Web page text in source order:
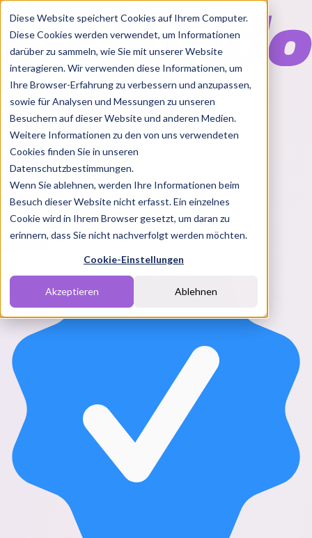
Diese Website speichert Cookies auf Ihrem Computer.
Diese Cookies werden verwendet, um Informationen
darüber zu sammeln, wie Sie mit unserer Website
interagieren. Wir verwenden diese Informationen, um
Ihre Browser-Erfahrung zu verbessern und anzupassen,
sowie für Analysen und Messungen zu unseren
Besuchern auf dieser Website und anderen Medien.
Weitere Informationen zu den von uns verwendeten
Cookies finden Sie in unseren
Datenschutzbestimmungen.
Wenn Sie ablehnen, werden Ihre Informationen beim
Besuch dieser Website nicht erfasst. Ein einzelnes
Cookie wird in Ihrem Browser gesetzt, um daran zu
erinnern, dass Sie nicht nachverfolgt werden möchten.
Cookie-Einstellungen
Akzeptieren Ablehnen
Features
Solutions
BlogChartsRabatt CodesPakete
Login